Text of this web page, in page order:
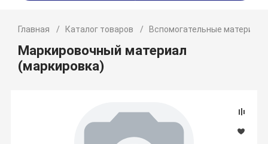
Главная Каталог товаров Вспомогательные
Маркировочный материал
(маркировка)